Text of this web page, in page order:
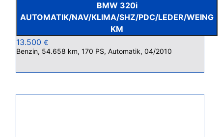
BMW 320i
AUTOMATIK/NAV/KLIMA/SHZ/PDC/LEDER/WEING
KM
13.500 €
Benzin, 54.658 km, 170 PS, Automatik, 04/2010